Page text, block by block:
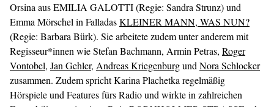
Orsina aus EMILIA GALOTTI (Regie: Sandra Strunz) und
Emma Mörschel in FalladasKLEINER MANN, WAS NUN?
(Regie: Barbara Bürk). Sie arbeitete zudem unter anderem mit
Regisseur*innen wie Stefan Bachmann, Armin Petras, Roger
Vontobel, Jan Gehler, Andreas Kriegenburgund Nora Schlocker
zusammen. Zudem spricht Karina Plachetka regelmäßig
Hörspiele und Features fürs Radio und wirkte in zahlreichen